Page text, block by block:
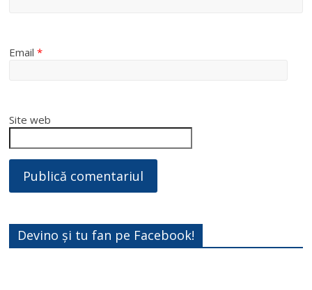
Email*
Site web
Devino și tu fan pe Facebook!